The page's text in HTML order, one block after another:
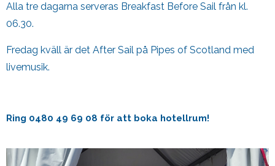
Alla tre dagarna serveras Breakfast Before Sail från kl.
06.30.
Fredag kväll är det After Sail på Pipes of Scotland med
livemusik.
Ring 0480 49 69 08 för att boka hotellrum!